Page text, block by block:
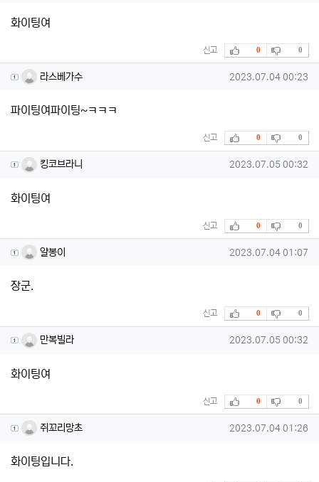
화이팅여
신고 추천
0 비추천
0
라스베가수님의 댓글
라스베가수 작성일
2023.07.04 00:23
파이팅여파이팅~ㅋㅋㅋ
신고 추천
0 비추천
0
킹코브라니님의 댓글
킹코브라니 작성일
2023.07.05 00:32
화이팅여
신고 추천
0 비추천
0
얄봉이님의 댓글
얄봉이 작성일
2023.07.04 01:07
장군.
신고 추천
0 비추천
0
만복빌라님의 댓글
만복빌라 작성일
2023.07.05 00:32
화이팅여
신고 추천
0 비추천
0
쥐꼬리망초님의 댓글
쥐꼬리망초 작성일
2023.07.04 01:26
화이팅입니다.